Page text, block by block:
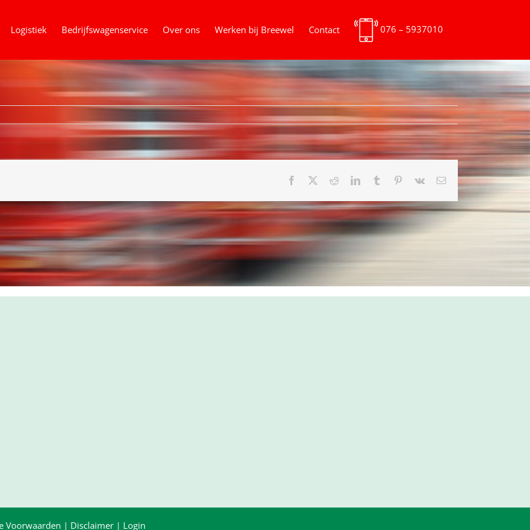
Logistiek Bedrijfswagenservice Over ons Werken bij Breewel Contact 076 – 5937010
Facebook RedditLinkedInTumblr Pinterest
Vk
E-
mail
Voorwaarden | Disclaimer | Login